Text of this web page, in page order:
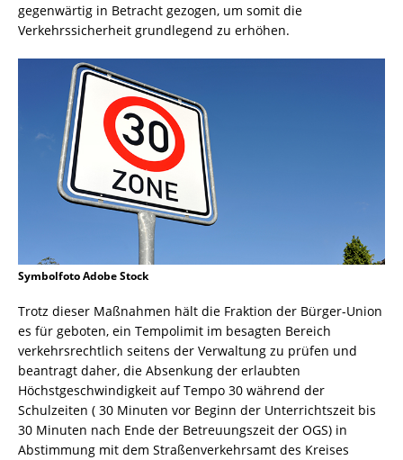
gegenwärtig in Betracht gezogen, um somit die
Verkehrssicherheit grundlegend zu erhöhen.
Symbolfoto Adobe Stock
Trotz dieser Maßnahmen hält die Fraktion der Bürger-Union
es für geboten, ein Tempolimit im besagten Bereich
verkehrsrechtlich seitens der Verwaltung zu prüfen und
beantragt daher, die Absenkung der erlaubten
Höchstgeschwindigkeit auf Tempo 30 während der
Schulzeiten ( 30 Minuten vor Beginn der Unterrichtszeit bis
30 Minuten nach Ende der Betreuungszeit der OGS) in
Abstimmung mit dem Straßenverkehrsamt des Kreises